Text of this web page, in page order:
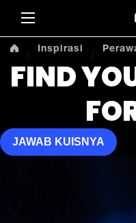
Inspirasi
FIND
JAWAB KUISNYA FIND